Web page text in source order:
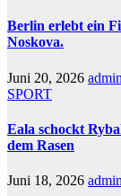
Berlin erlebt ein
Noskova.
Juni 20, 2026 admin
SPORT
Eala schockt
dem Rasen
Juni 18, 2026 admin